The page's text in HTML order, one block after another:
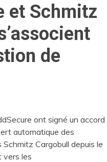
et Schmitz
de
ont signé un accord
automatique des
Cargobull depuis le
vers les